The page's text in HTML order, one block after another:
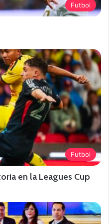
Futbol
Futbol
en la Leagues Cup